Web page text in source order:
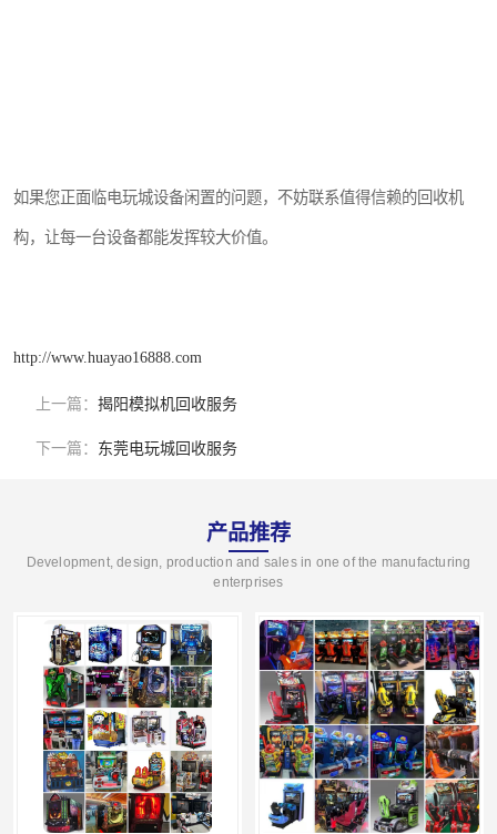
如果您正面临电玩城设备闲置的问题，不妨联系值得信赖的回收机
构，让每一台设备都能发挥较大价值。
http://www.huayao16888.com
上一篇： 揭阳模拟机回收服务
下一篇： 东莞电玩城回收服务
产品推荐
Development, design, production and sales in one of the manufacturing
enterprises